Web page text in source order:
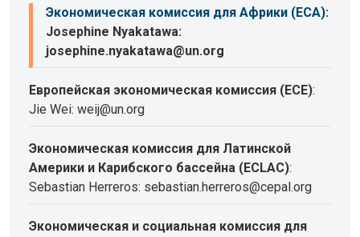
Экономическая комиссия для Африки (ECA):
Josephine Nyakatawa:
josephine.nyakatawa@un.org
Европейская экономическая комиссия (ECE):
Jie Wei: weij@un.org
Экономическая комиссия для Латинской
Америки и Карибского бассейна (ECLAC):
Sebastian Herreros: sebastian.herreros@cepal.org
Экономическая и социальная комиссия для